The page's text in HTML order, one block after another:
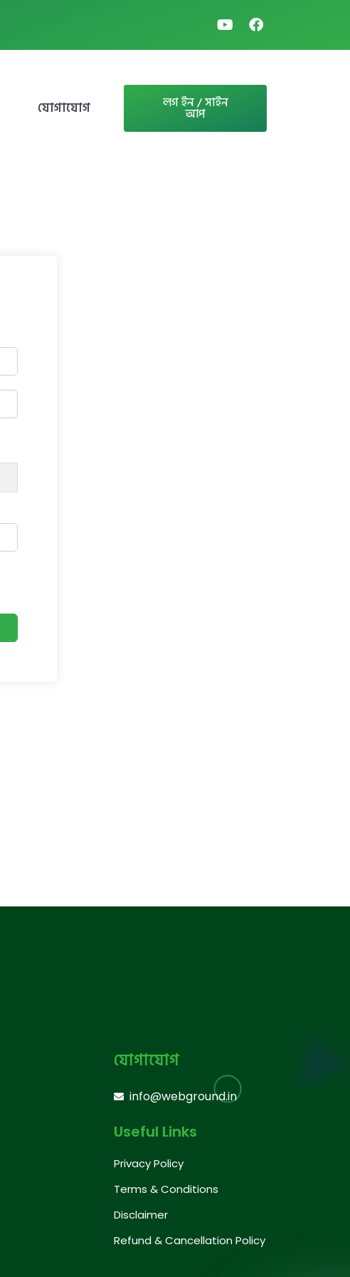
যোগাযোগ লগ ইন / সাইন
আপ
যোগাযোগ
info@webground.in
Useful Links
Privacy Policy
Terms & Conditions
Disclaimer
Refund & Cancellation Policy